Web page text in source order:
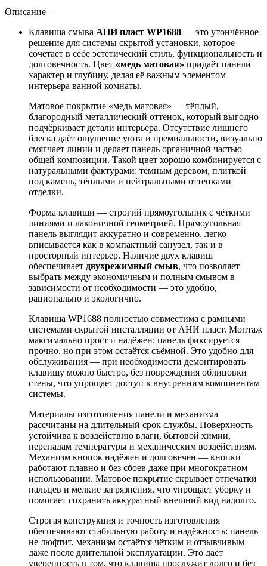
Описание
Клавиша смыва АНИ пласт WP1688 — это утончённое
решение для системы скрытой установки, которое
сочетает в себе эстетический стиль, функциональность и
долговечность. Цвет «медь матовая» придаёт панели
характер и глубину, делая её важным элементом
интерьера ванной комнаты.
Матовое покрытие «медь матовая» — тёплый,
благородный металлический оттенок, который выгодно
подчёркивает детали интерьера. Отсутствие лишнего
блеска даёт ощущение уюта и премиальности, визуально
смягчает линии и делает панель органичной частью
общей композиции. Такой цвет хорошо комбинируется с
натуральными фактурами: тёмным деревом, плиткой
под камень, тёплыми и нейтральными оттенками
отделки.
Форма клавиши — строгий прямоугольник с чёткими
линиями и лаконичной геометрией. Прямоугольная
панель выглядит аккуратно и современно, легко
вписывается как в компактный санузел, так и в
просторный интерьер. Наличие двух клавиш
обеспечивает двухрежимный смыв, что позволяет
выбрать между экономичным и полным смывом в
зависимости от необходимости — это удобно,
рационально и экологично.
Клавиша WP1688 полностью совместима с рамными
системами скрытой инсталляции от АНИ пласт. Монтаж
максимально прост и надёжен: панель фиксируется
прочно, но при этом остаётся съёмной. Это удобно для
обслуживания — при необходимости демонтировать
клавишу можно быстро, без повреждения облицовки
стены, что упрощает доступ к внутренним компонентам
системы.
Материалы изготовления панели и механизма
рассчитаны на длительный срок службы. Поверхность
устойчива к воздействию влаги, бытовой химии,
перепадам температуры и механическим воздействиям.
Механизм кнопок надёжен и долговечен — кнопки
работают плавно и без сбоев даже при многократном
использовании. Матовое покрытие скрывает отпечатки
пальцев и мелкие загрязнения, что упрощает уборку и
помогает сохранить аккуратный внешний вид надолго.
Строгая конструкция и точность изготовления
обеспечивают стабильную работу и надёжность: панель
не люфтит, механизм остаётся чётким и отзывчивым
даже после длительной эксплуатации. Это даёт
уверенность в том, что клавиша прослужит долго и без